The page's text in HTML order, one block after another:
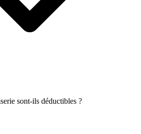
sont-ils déductibles ?